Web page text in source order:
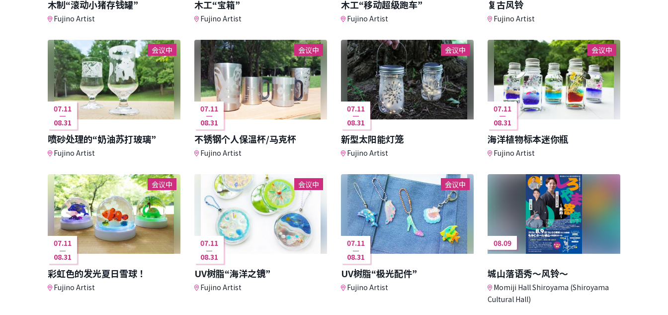
木制“滚动小猪存钱罐”
Fujino Artist
木工“宝箱”
Fujino Artist
木工“移动超级跑车”
Fujino Artist
复古风铃
Fujino Artist
会议中
07.11
08.31
喷砂处理的“奶油苏打玻璃”
Fujino Artist
会议中
07.11
08.31
不锈钢个人保温杯/马克杯
Fujino Artist
会议中
07.11
08.31
新型太阳能灯笼
Fujino Artist
会议中
07.11
08.31
海洋植物标本迷你瓶
Fujino Artist
会议中
07.11
08.31
彩虹色的发光夏日雪球！
Fujino Artist
会议中
07.11
08.31
UV树脂“海洋之镜”
Fujino Artist
会议中
07.11
08.31
UV树脂“极光配件”
Fujino Artist
08.09
城山落语秀～风铃～
Momiji Hall Shiroyama (Shiroyama
Cultural Hall)